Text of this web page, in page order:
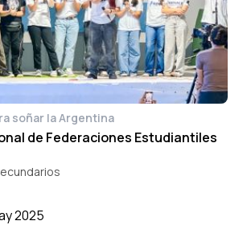
soñar la Argentina
de Federaciones Estudiantiles
2025